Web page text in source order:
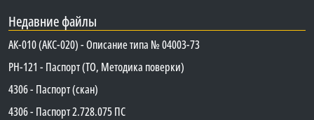
Недавние файлы
АК-010 (АКС-020) - Описание типа № 04003-73
PH-121 - Паспорт (ТО, Методика поверки)
4306 - Паспорт (скан)
4306 - Паспорт 2.728.075 ПС